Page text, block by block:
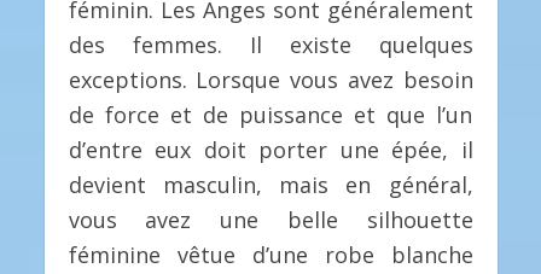
féminin. Les Anges sont généralement
des femmes. Il existe quelques
exceptions. Lorsque vous avez besoin
de force et de puissance et que l’un
d’entre eux doit porter une épée, il
devient masculin, mais en général,
vous avez une belle silhouette
féminine vêtue d’une robe blanche